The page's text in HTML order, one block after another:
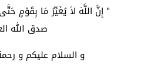
" إِنَّ اللَّهَ لاَ يُغَيِّرُ مَا بِقَوْمٍ
صدق الله
و السلام عليكم و